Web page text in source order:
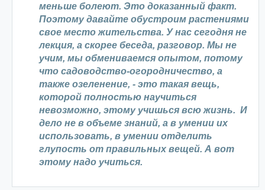
меньше болеют. Это доказанный факт.
Поэтому давайте обустроим растениями
свое место жительства. У нас сегодня не
лекция, а скорее беседа, разговор. Мы не
учим, мы обмениваемся опытом, потому
что садоводство-огородничество, а
также озеленение, - это такая вещь,
которой полностью научиться
невозможно, этому учишься всю жизнь. И
дело не в объеме знаний, а в умении их
использовать, в умении отделить
глупость от правильных вещей. А вот
этому надо учиться.